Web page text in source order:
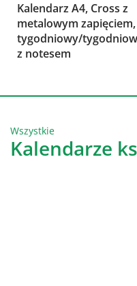
Kalendarz A4, Cross z
metalowym zapięciem,
tygodniowy/
z notesem
Wszystkie
Kalendarze